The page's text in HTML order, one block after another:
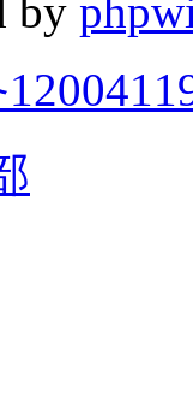
by